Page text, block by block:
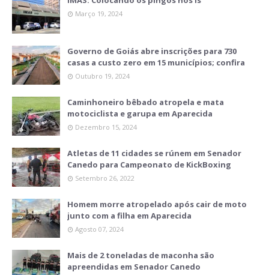
Março 19, 2024
Governo de Goiás abre inscrições para 730
casas a custo zero em 15 municípios; confira
Outubro 19, 2024
Caminhoneiro bêbado atropela e mata
motociclista e garupa em Aparecida
Dezembro 15, 2024
Atletas de 11 cidades se rúnem em Senador
Canedo para Campeonato de KickBoxing
Setembro 26, 2022
Homem morre atropelado após cair de moto
junto com a filha em Aparecida
Agosto 07, 2024
Mais de 2 toneladas de maconha são
apreendidas em Senador Canedo